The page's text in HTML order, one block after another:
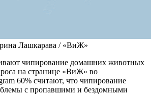
Лашкарава / «ВиЖ»
чипирование домашних животных
на странице «ВиЖ» во
60% считают, что чипирование
с пропавшими и бездомными